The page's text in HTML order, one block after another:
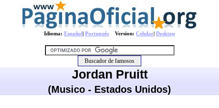
Idioma: Español| Português Version: Celular| Desktop
Jordan Pruitt
(Musico - Estados Unidos)